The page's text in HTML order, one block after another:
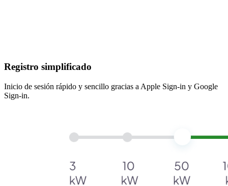
Registro simplificado
Inicio de sesión rápido y sencillo gracias a Apple Sign-in y Google
Sign-in.